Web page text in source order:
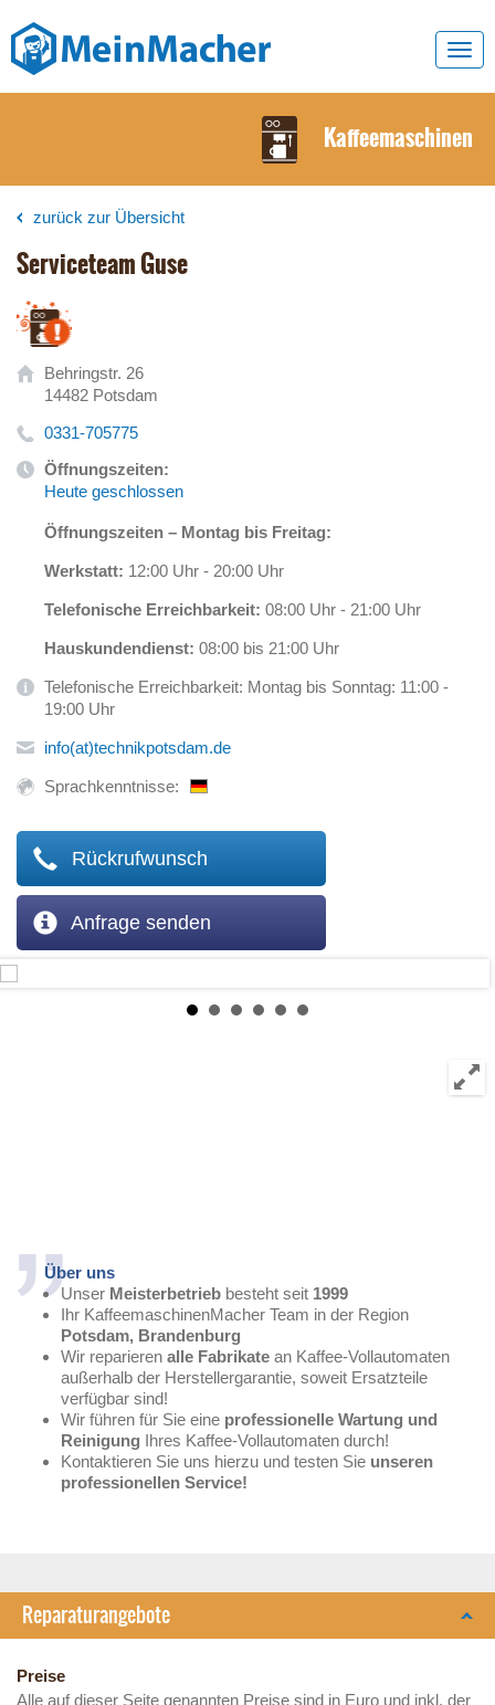
Kaffeemaschinen
zurück zur Übersicht
Serviceteam Guse
Behringstr. 26
14482 Potsdam
0331-705775
Öffnungszeiten:
Heute geschlossen
Öffnungszeiten – Montag bis Freitag:
Werkstatt: 12:00 Uhr - 20:00 Uhr
Telefonische Erreichbarkeit: 08:00 Uhr - 21:00 Uhr
Hauskundendienst: 08:00 bis 21:00 Uhr
Telefonische Erreichbarkeit: Montag bis Sonntag: 11:00 -
19:00 Uhr
info(at)technikpotsdam.de
Sprachkenntnisse:
Rückrufwunsch
Anfrage senden
Über uns
Unser Meisterbetrieb besteht seit 1999
Ihr KaffeemaschinenMacher Team in der Region
Potsdam, Brandenburg
Wir reparieren alle Fabrikate an Kaffee-Vollautomaten
außerhalb der Herstellergarantie, soweit Ersatzteile
verfügbar sind!
Wir führen für Sie eine professionelle Wartung und
Reinigung Ihres Kaffee-Vollautomaten durch!
Kontaktieren Sie uns hierzu und testen Sie unseren
professionellen Service!
Reparaturangebote
Preise
Alle auf dieser Seite genannten Preise sind in Euro und inkl. der